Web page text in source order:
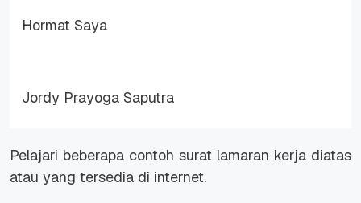
Hormat Saya
Jordy Prayoga Saputra
Pelajari beberapa contoh surat lamaran kerja diatas
atau yang tersedia di internet.